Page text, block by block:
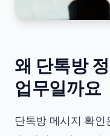
왜 단톡방
업무일까요
단톡방 메시지 확